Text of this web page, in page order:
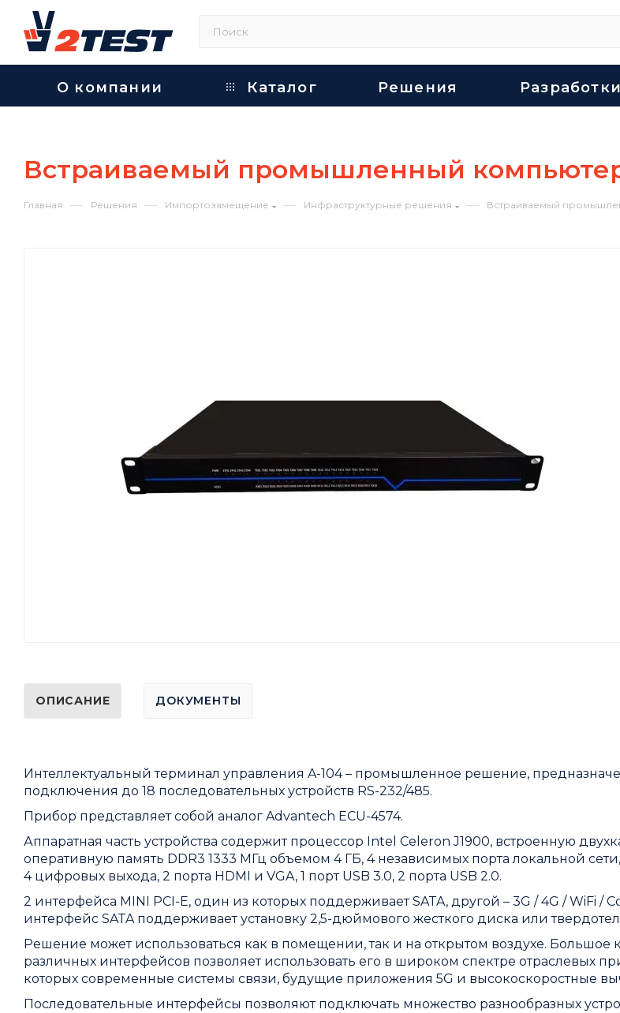
О компании Каталог Решения Разработки
Встраиваемый промышленный
Главная — Решения — Импортозамещение — Инфраструктурные решения — Встраиваемый
ОПИСАНИЕ ДОКУМЕНТЫ
Интеллектуальный терминал управления A-104 – промышленное решение,
подключения до 18 последовательных устройств RS-232/485.
Прибор представляет собой аналог Advantech ECU-4574.
Аппаратная часть устройства содержит процессор Intel Celeron J1900, встроенную
оперативную память DDR3 1333 МГц объемом 4 ГБ, 4 независимых порта локальной
4 цифровых выхода, 2 порта HDMI и VGA, 1 порт USB 3.0, 2 порта USB 2.0.
2 интерфейса MINI PCI-E, один из которых поддерживает SATA, другой – 3G / 4G / WiFi /
интерфейс SATA поддерживает установку 2,5-дюймового жесткого диска или
Решение может использоваться как в помещении, так и на открытом воздухе. Большое
различных интерфейсов позволяет использовать его в широком спектре отраслевых
которых современные системы связи, будущие приложения 5G и высокоскоростные
Последовательные интерфейсы позволяют подключать множество разнообразных